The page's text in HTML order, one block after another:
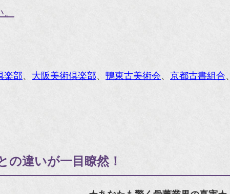
楽部、 大阪美術倶楽部、 鴨東古美術会、 京都古書組合、
の違いが一目瞭然！